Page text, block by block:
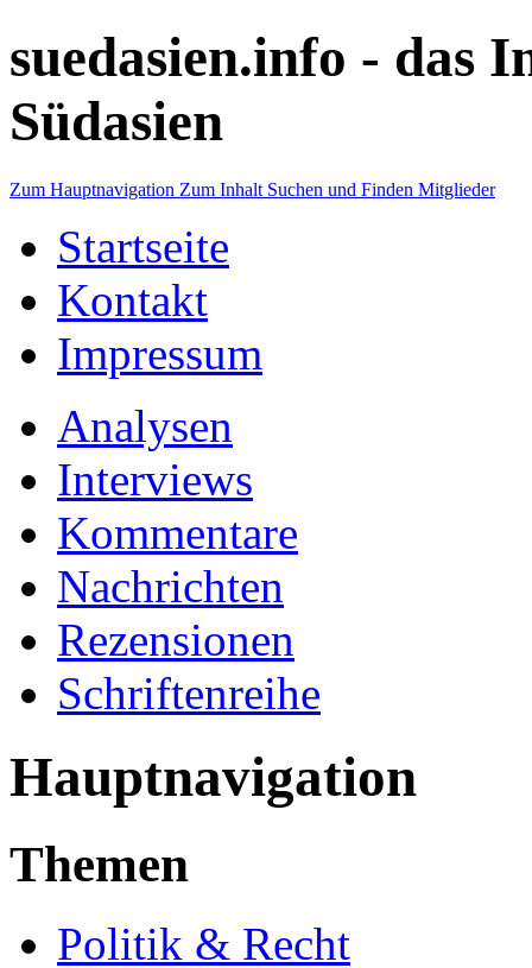
suedasien.info - das
Südasien
Zum Hauptnavigation Zum Inhalt Suchen und Finden Mitglieder
Startseite
Kontakt
Impressum
Analysen
Interviews
Kommentare
Nachrichten
Rezensionen
Schriftenreihe
Hauptnavigation
Themen
Politik & Recht